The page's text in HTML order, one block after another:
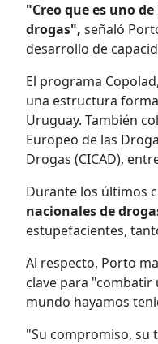
"Creo que es uno
drogas", señaló
desarrollo de
El programa
una estructura
Uruguay. También
Europeo de las
Drogas (CICAD),
Durante los últimos
nacionales de
estupefacientes,
Al respecto, Porto
clave para
mundo hayamos
"Su compromiso, su